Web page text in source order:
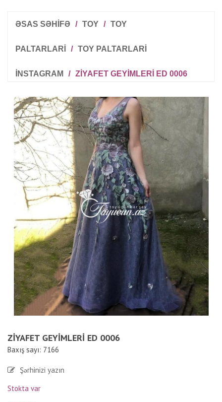
ƏSAS SƏHİFƏ / TOY / TOY
PALTARLARI / TOY PALTARLARI
INSTAGRAM / ZIYAFET GEYIMLERI ED 0006
ZIYAFET GEYIMLERI ED 0006
Baxış sayı: 7166
Şərhinizi yazın
Stokta var